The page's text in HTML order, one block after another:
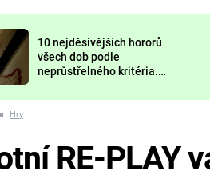
10 nejděsivějších hororů
všech dob podle
neprůstřelného kritéria.
nejvíc zvednou tep?
Hry
RE-PLAY